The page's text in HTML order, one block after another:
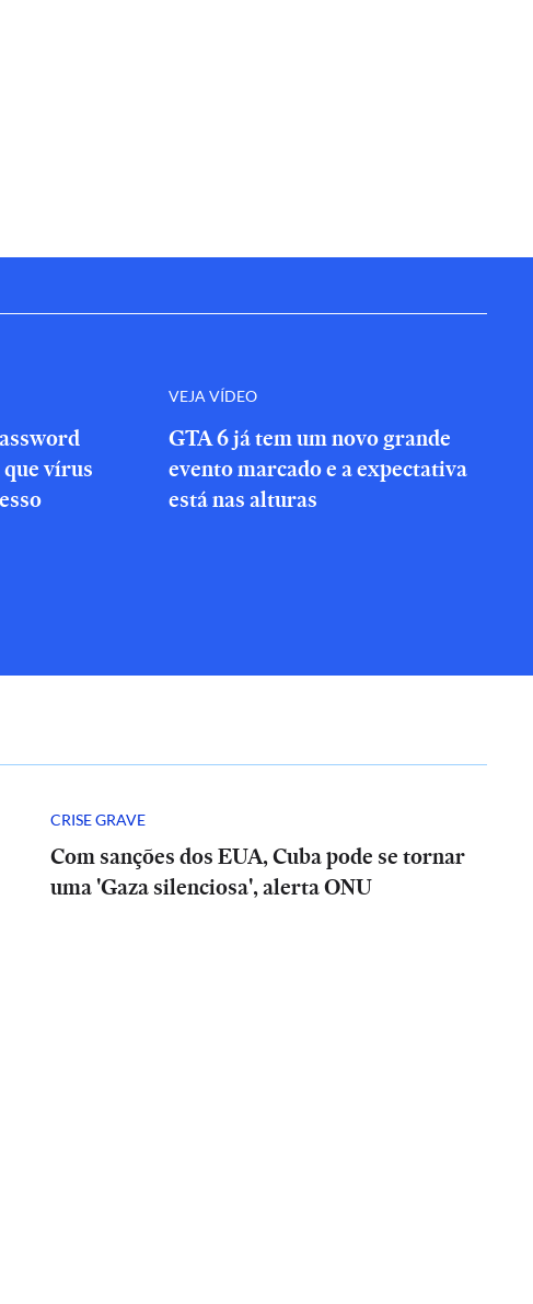
vírus
VEJA VÍDEO
GTA 6 já tem um novo grande
evento marcado e a expectativa
está nas alturas
CRISE GRAVE
Com sanções dos EUA, Cuba pode se tornar
uma 'Gaza silenciosa', alerta ONU